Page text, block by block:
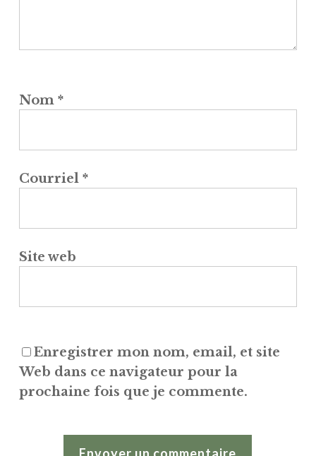
Nom *
Courriel *
Site web
Enregistrer mon nom, email, et site
Web dans ce navigateur pour la
prochaine fois que je commente.